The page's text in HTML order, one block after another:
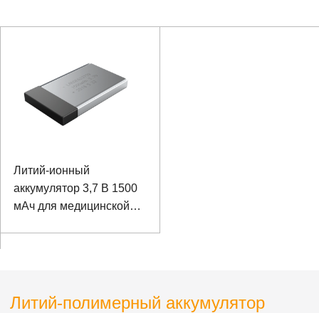
Литий-ионный
аккумулятор 3,7 В 1500
мАч для медицинской
Литий-полимерный аккумулятор